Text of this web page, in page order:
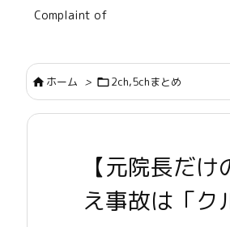
Complaint of
ホーム > 2ch,5chまとめ
【元院長だ
え事故は「ク